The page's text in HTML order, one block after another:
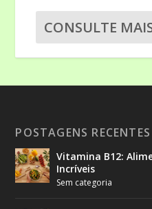
CONSULTE
POSTAGENS RECENTES
Vitamina B12:
Incríveis
Sem categoria